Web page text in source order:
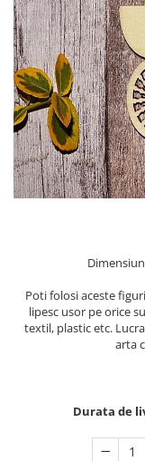
Mijloace de transport
Seturi figurine diverse
Forme vintage
Ornamente si
Scrapbooking
Placute
Rame foto
Suporturi
Poti folosi aceste
lipesc usor pe orice
textil, plastic etc.
arta
Durata de